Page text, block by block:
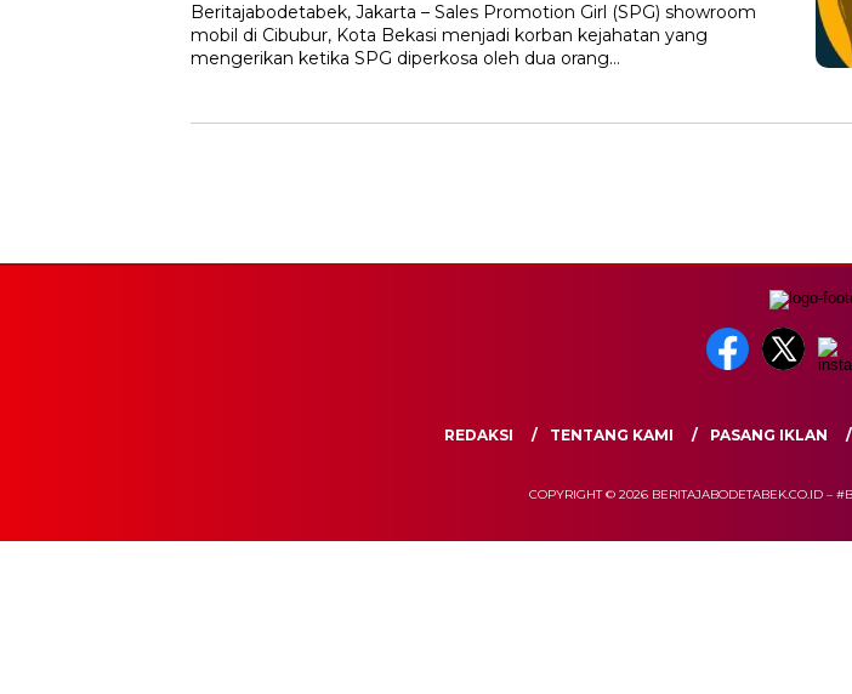
Beritajabodetabek, Jakarta – Sales Promotion Girl (SPG) showroom
mobil di Cibubur, Kota Bekasi menjadi korban kejahatan yang
mengerikan ketika SPG diperkosa oleh dua orang…
REDAKSI TENTANG KAMI PASANG IKLAN
COPYRIGHT © 2026 BERITAJABODETABEK.CO.ID –